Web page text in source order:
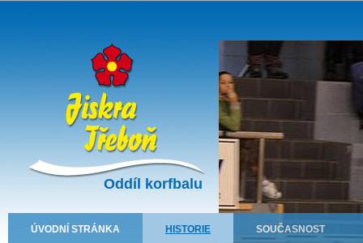
Oddíl korfbalu
ÚVODNÍ STRÁNKA HISTORIE SOUČASNOST